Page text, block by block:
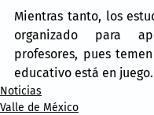
Mientras tanto, los
organizado para
profesores, pues
educativo está en juego.
Noticias
Valle de México